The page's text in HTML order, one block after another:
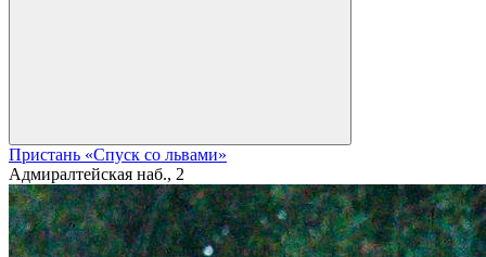
Пристань «Спуск со львами»
Адмиралтейская наб., 2